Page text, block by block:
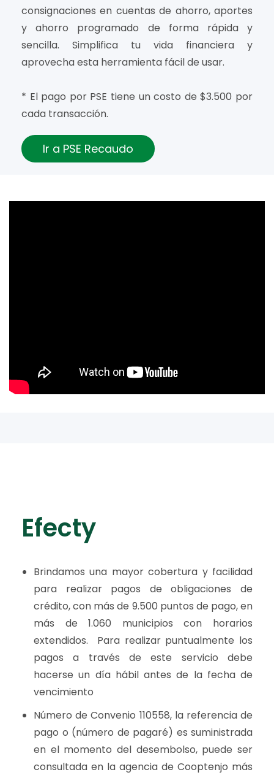
consignaciones en cuentas de ahorro, aportes
y ahorro programado de forma rápida y
sencilla. Simplifica tu vida financiera y
aprovecha esta herramienta fácil de usar.
* El pago por PSE tiene un costo de $3.500 por
cada transacción.
Ir a PSE Recaudo
​Efecty
Brindamos una mayor cobertura y facilidad
para realizar pagos de obligaciones de
crédito, con más de 9.500 puntos de pago, en
más de 1.060 municipios con horarios
extendidos. Para realizar puntualmente los
pagos a través de este servicio debe
hacerse un día hábil antes de la fecha de
vencimiento
Número de Convenio 110558, la referencia de
pago o (número de pagaré) es suministrada
en el momento del desembolso, puede ser
consultada en la agencia de Cooptenjo más